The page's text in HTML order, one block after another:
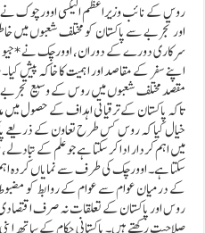
روس کے نائب وزیراعظم الیکسی اوورچوک
اور تجربے سے پاکستان کو مختلف شعبوں میں
سرکاری دورے کے دوران، اوورچک نے *جیو
اپنے سفر کے مقاصد اور اہمیت کا خاکہ پیش
مقصد مختلف شعبوں میں روس کے وسیع تجربے
تاکہ پاکستان کے ترقیاتی اہداف کے حصول
خیال کیا کہ روس کس طرح تعاون کے ذریعے
میں اہم کردار ادا کر سکتا ہے جو علم کے
سکتا ہے۔ اوورچک کی طرف سے نمایاں کردہ
کے درمیان عوام سے عوام کے روابط کو
روس اور پاکستان کے تعلقات نہ صرف اقتصادی
صلاحیت رکھتے ہیں۔ پاکستانی حکام کے ساتھ